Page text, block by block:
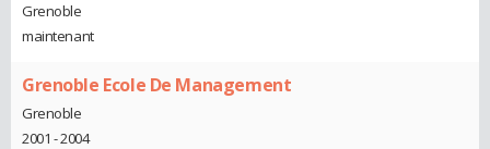
Grenoble
maintenant
Grenoble Ecole De Management
Grenoble
2001 - 2004